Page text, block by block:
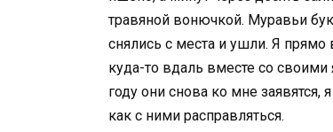
травяной вонючкой. Муравьи
снялись с места и ушли. Я
куда-то вдаль вместе со
году они снова ко мне заявятся,
как с ними расправляться.